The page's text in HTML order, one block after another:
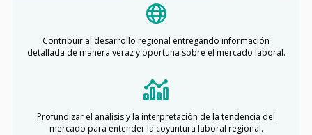
Contribuir al desarrollo regional entregando información
detallada de manera veraz y oportuna sobre el mercado laboral.
Profundizar el análisis y la interpretación de la tendencia del
mercado para entender la coyuntura laboral regional.